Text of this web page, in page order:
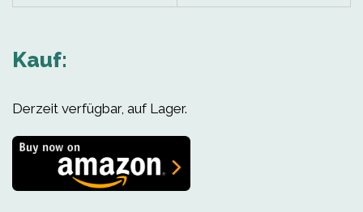
Kauf:
Derzeit verfügbar, auf Lager.